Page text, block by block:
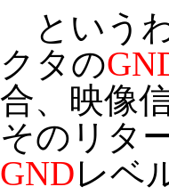
という
クタの
合、映像
そのリタ
GNDレベ